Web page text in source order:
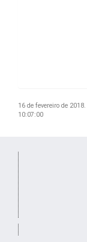
16 de fevereiro de 2018.
10:07:00